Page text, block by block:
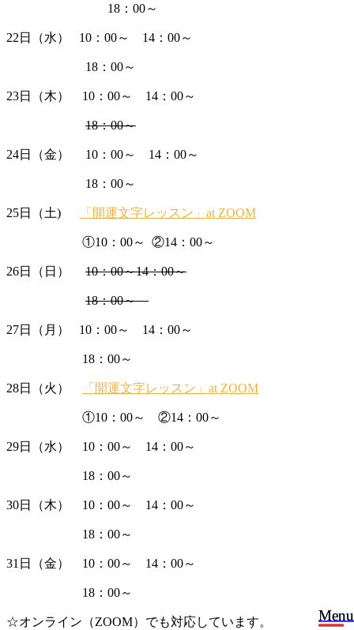
Menu
Menu
18：00～
22日（水） 10：00～ 14：00～
18：00～
23日（木） 10：00～ 14：00～
18：00～
24日（金） 10：00～ 14：00～
18：00～
25日（土) 「開運文字レッスン」at ZOOM
①10：00～ ②14：00～
26日（日） 10：00～14：00～
18：00～
27日（月） 10：00～ 14：00～
18：00～
28日（火） 「開運文字レッスン」at ZOOM
①10：00～ ②14：00～
29日（水） 10：00～ 14：00～
18：00～
30日（木） 10：00～ 14：00～
18：00～
31日（金） 10：00～ 14：00～
18：00～
☆オンライン（ZOOM）でも対応しています。